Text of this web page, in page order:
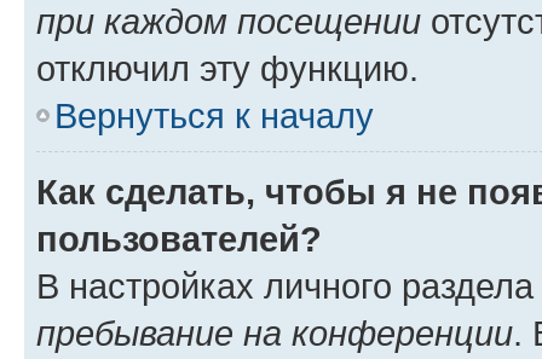
при каждом посещении
отключил эту функцию.
Вернуться к началу
Как сделать, чтобы я не
пользователей?
В настройках личного
пребывание на конференции.